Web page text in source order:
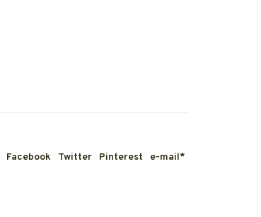
Facebook Twitter Pinterest e-mail*